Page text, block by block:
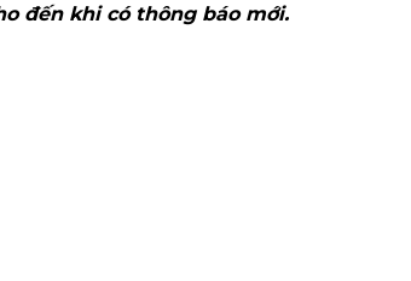
đến khi có thông báo mới.